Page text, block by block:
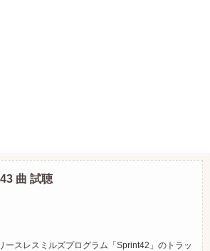
曲 試聴
ースレスミルズプログラム「Sprint42」のトラッ